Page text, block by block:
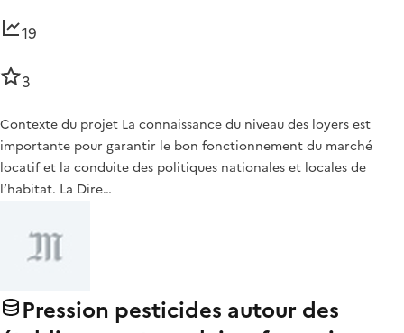
19
3
Contexte du projet La connaissance du niveau des loyers est
importante pour garantir le bon fonctionnement du marché
locatif et la conduite des politiques nationales et locales de
l’habitat. La Dire…
Pression pesticides autour des